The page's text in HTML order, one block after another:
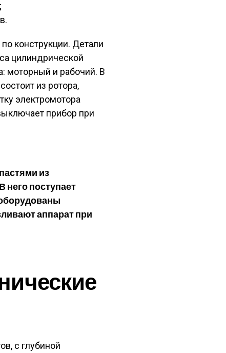
конструкции. Детали
цилиндрической
моторный и рабочий. В
из ротора,
электромотора
прибор при
из
поступает
аппарат при
с глубиной